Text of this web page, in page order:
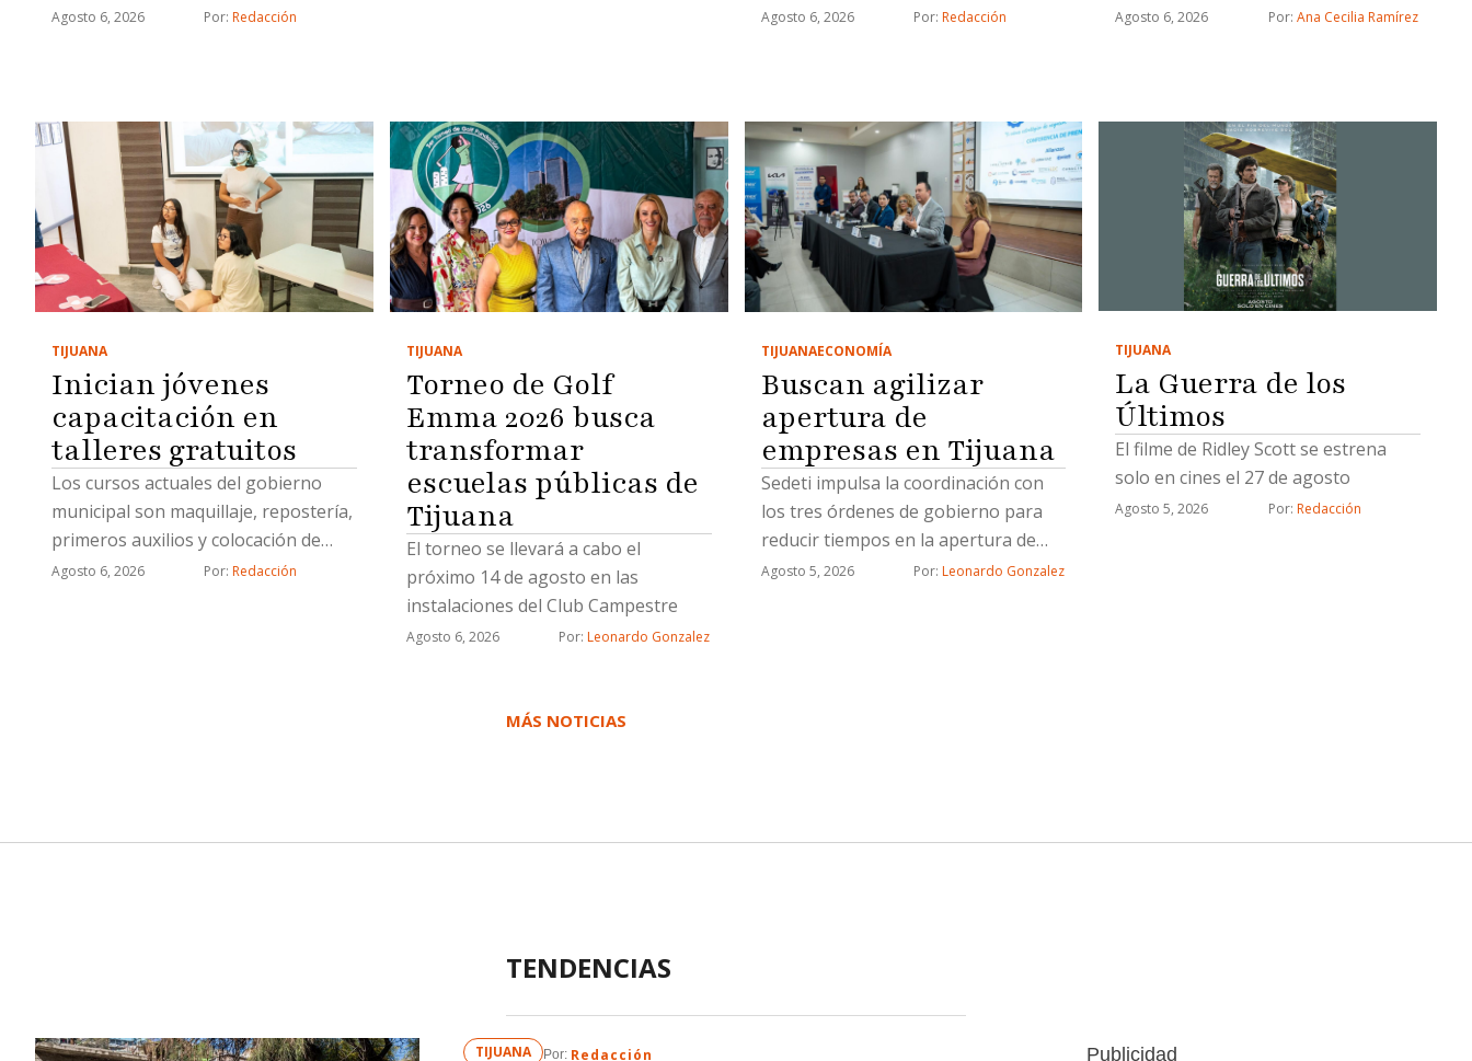
relacionadas con proyectos
Agosto 6, 2026 Por: Redacción Agosto 6, 2026 Por: Redacción Agosto 6, 2026 Por: Ana Cecilia Ramírez
TIJUANA
Inician jóvenes
capacitación en
talleres gratuitos
Los cursos actuales del gobierno
municipal son maquillaje, repostería,
primeros auxilios y colocación de
uñas acrílicas
Agosto 6, 2026 Por: Redacción
TIJUANA
Torneo de Golf
Emma 2026 busca
transformar
escuelas públicas de
Tijuana
El torneo se llevará a cabo el
próximo 14 de agosto en las
instalaciones del Club Campestre
Agosto 6, 2026 Por: Leonardo Gonzalez
TIJUANAECONOMÍA
Buscan agilizar
apertura de
empresas en Tijuana
Sedeti impulsa la coordinación con
los tres órdenes de gobierno para
reducir tiempos en la apertura de
nuevos negocios
Agosto 5, 2026 Por: Leonardo Gonzalez
TIJUANA
La Guerra de los
Últimos
El filme de Ridley Scott se estrena
solo en cines el 27 de agosto
Agosto 5, 2026 Por: Redacción
MÁS NOTICIAS
TENDENCIAS
TIJUANA Por: Redacción Publicidad